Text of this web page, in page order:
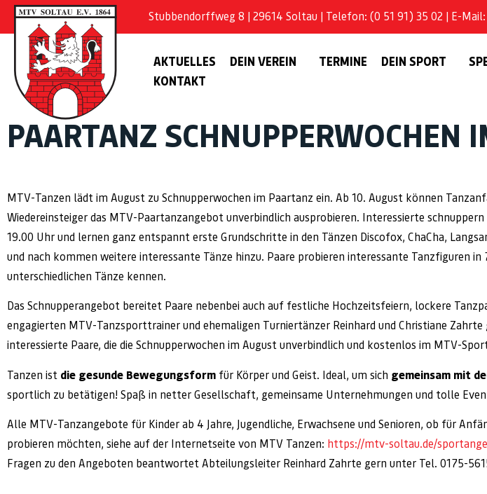
Stubbendorffweg 8 | 29614 Soltau | Telefon: (0 51 91) 35 02 | E-
AKTUELLES DEIN VEREIN TERMINE DEIN SPORT
KONTAKT
PAARTANZ SCHNUPPERWOCHEN
MTV-Tanzen lädt im August zu Schnupperwochen im Paartanz ein. Ab 10. August können
Wiedereinsteiger das MTV-Paartanzangebot unverbindlich ausprobieren. Interessierte
19.00 Uhr und lernen ganz entspannt erste Grundschritte in den Tänzen Discofox, ChaCha,
und nach kommen weitere interessante Tänze hinzu. Paare probieren interessante Tanzfiguren
unterschiedlichen Tänze kennen.
Das Schnupperangebot bereitet Paare nebenbei auch auf festliche Hochzeitsfeiern, lockere
engagierten MTV-Tanzsporttrainer und ehemaligen Turniertänzer Reinhard und Christiane
interessierte Paare, die die Schnupperwochen im August unverbindlich und kostenlos im MTV-
Tanzen ist die gesunde Bewegungsform für Körper und Geist. Ideal, um sich gemeinsam mit
sportlich zu betätigen! Spaß in netter Gesellschaft, gemeinsame Unternehmungen und tolle
Alle MTV-Tanzangebote für Kinder ab 4 Jahre, Jugendliche, Erwachsene und Senioren, ob für
probieren möchten, siehe auf der Internetseite von MTV Tanzen: https://mtv-soltau.de/
Fragen zu den Angeboten beantwortet Abteilungsleiter Reinhard Zahrte gern unter Tel. 0175-